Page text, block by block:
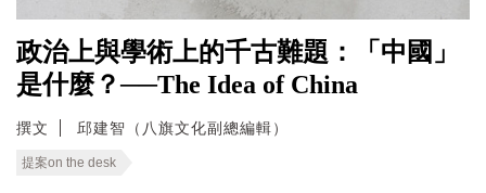
政治上與學術上的千古難題：「中國」
是什麼？──The Idea of China
撰文 邱建智（八旗文化副總編輯）
提案on the desk